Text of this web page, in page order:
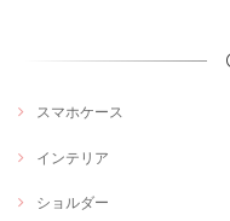
スマホケース
インテリア
ショルダー